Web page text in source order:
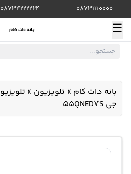
08731110000
08734222224
☰
بانه دات کام » تلویزیون »
جی 55QNED7S